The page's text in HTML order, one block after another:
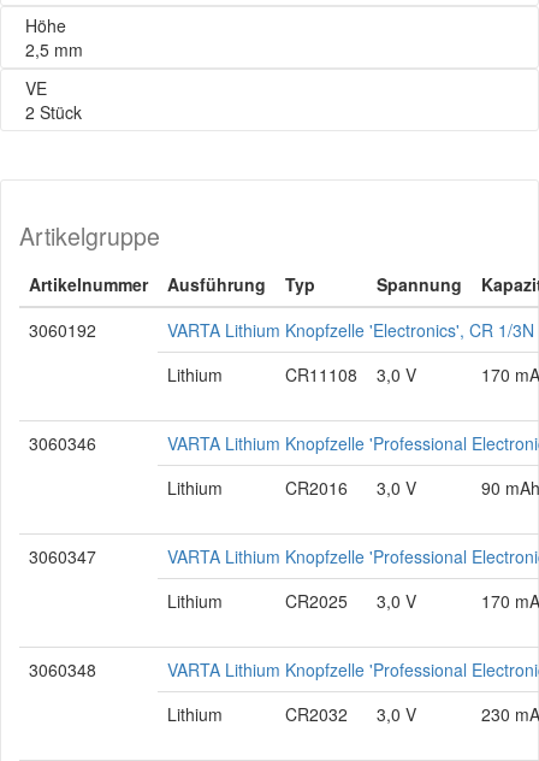
Höhe
2,5 mm
VE
2 Stück
Artikelgruppe
Artikelnummer Ausführung Typ Spannung
3060192
VARTA Lithium Knopfzelle 'Electronics', CR 1/
Lithium
CR11108 3,0 V 170
3060346
VARTA Lithium Knopfzelle 'Professional
Lithium
CR2016 3,0 V 90 mAh
3060347
VARTA Lithium Knopfzelle 'Professional
Lithium
CR2025 3,0 V 170
3060348
VARTA Lithium Knopfzelle 'Professional
Lithium
CR2032 3,0 V 230